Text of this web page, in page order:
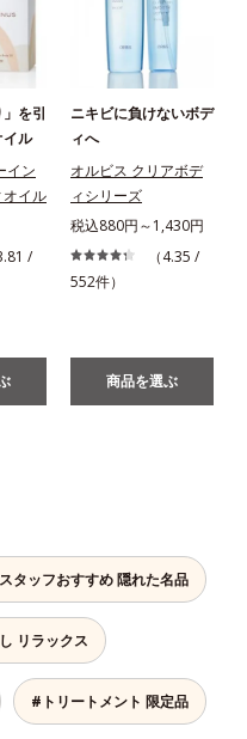
」を引
イル
イン
オイル
/
ニキビに負けないボデ
ィへ
オルビス クリアボデ
ィシリーズ
税込880円～1,430円
（4.35 /
552件）
商品を選ぶ
タッフおすすめ 隠れた名品
リラックス
#トリートメント 限定品